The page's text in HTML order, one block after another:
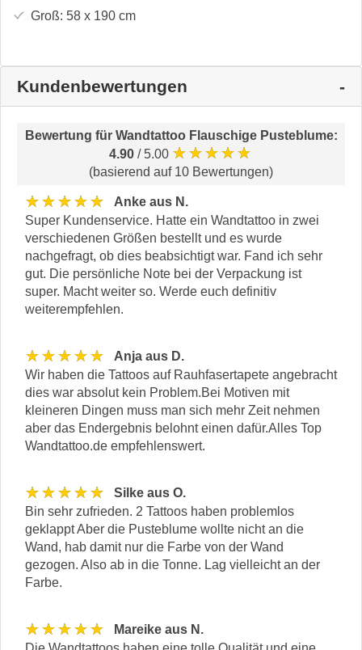
Groß: 58 x 190cm
Kundenbewertungen
Bewertung für Wandtattoo Flauschige Pusteblume:
4.90 / 5.00 ★★★★★
(basierend auf 10 Bewertungen)
★★★★★
Anke aus N.
Super Kundenservice. Hatte ein Wandtattoo in zwei
verschiedenen Größen bestellt und es wurde
nachgefragt, ob dies beabsichtigt war. Fand ich sehr
gut. Die persönliche Note bei der Verpackung ist
super. Macht weiter so. Werde euch definitiv
weiterempfehlen.
★★★★★
Anja aus D.
Wir haben die Tattoos auf Rauhfasertapete angebracht
dies war absolut kein Problem.Bei Motiven mit
kleineren Dingen muss man sich mehr Zeit nehmen
aber das Endergebnis belohnt einen dafür.Alles Top
Wandtattoo.de empfehlenswert.
★★★★★
Silke aus O.
Bin sehr zufrieden. 2 Tattoos haben problemlos
geklappt Aber die Pusteblume wollte nicht an die
Wand, hab damit nur die Farbe von der Wand
gezogen. Also ab in die Tonne. Lag vielleicht an der
Farbe.
★★★★★
Mareike aus N.